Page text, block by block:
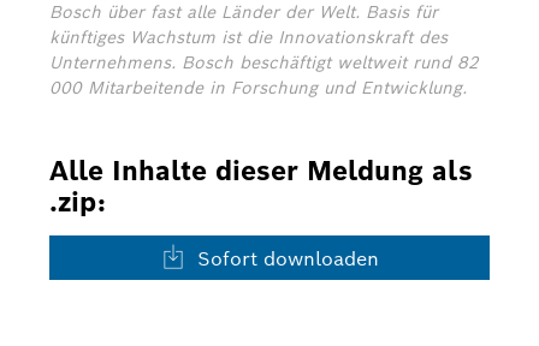
Bosch über fast alle Länder der Welt. Basis für
künftiges Wachstum ist die Innovationskraft des
Unternehmens. Bosch beschäftigt weltweit rund 82
000 Mitarbeitende in Forschung und Entwicklung.
Alle Inhalte dieser Meldung als
.zip:
Sofort downloaden